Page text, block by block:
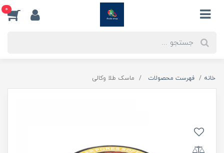
0
خانه فهرست محصولات ماسک طلا وکالی